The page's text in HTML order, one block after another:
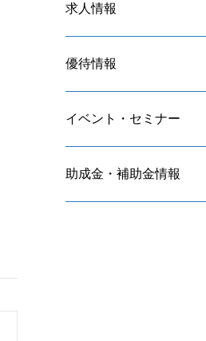
求人情報
優待情報
イベント・セミナー
助成金・補助金情報